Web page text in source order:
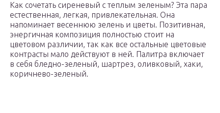
Как сочетать сиреневый с теплым зеленым? Эта пара
естественная, легкая, привлекательная. Она
напоминает весеннюю зелень и цветы. Позитивная,
энергичная композиция полностью стоит на
цветовом различии, так как все остальные цветовые
контрасты мало действуют в ней. Палитра включает
в себя бледно-зеленый, шартрез, оливковый, хаки,
коричнево-зеленый.